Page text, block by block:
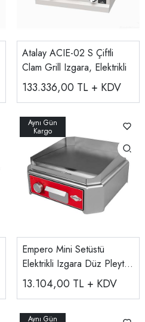
Atalay ACIE-02 S Çiftli
Clam Grill Izgara, Elektrikli
133.336,00 TL + KDV
Empero Mini Setüstü
Elektrikli Izgara Düz Pleyt,
EMP.SIE.010
13.104,00 TL + KDV